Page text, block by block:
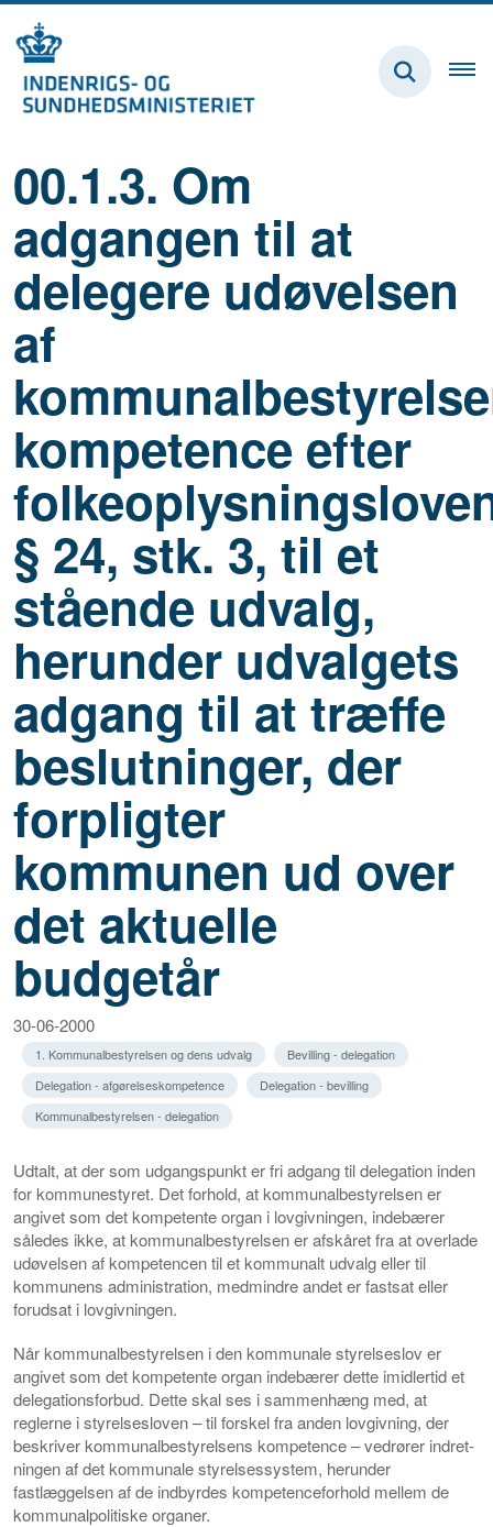
00.1.3. Om
adgangen til at
delegere udøvelsen
af
kompetence efter
§ 24, stk. 3, til et
stående udvalg,
herunder udvalgets
adgang til at træffe
beslutninger, der
forpligter
kommunen ud over
det aktuelle
budgetår
30-06-2000
1. Kommunalbestyrelsen og dens udvalg
Bevilling - delegation
Delegation - afgørelseskompetence
Delegation - bevilling
Kommunalbestyrelsen - delegation
Udtalt, at der som udgangspunkt er fri adgang til delegation inden
for kommunestyret. Det forhold, at kommunalbestyrelsen er
angivet som det kompetente organ i lovgivningen, indebærer
således ikke, at kommunalbestyrelsen er afskåret fra at overlade
udøvelsen af kompetencen til et kommunalt udvalg eller til
kommunens administration, medmindre andet er fastsat eller
forudsat i lovgivningen.
Når kommunalbestyrelsen i den kommunale styrelseslov er
angivet som det kompetente organ indebærer dette imidlertid et
delegationsforbud. Dette skal ses i sammenhæng med, at
reglerne i styrelsesloven – til forskel fra anden lovgivning, der
beskriver kommunalbestyrelsens kompetence – vedrører indret-
ningen af det kommunale styrelsessystem, herunder
fastlæggelsen af de indbyrdes kompetenceforhold mellem de
kommunalpolitiske organer.